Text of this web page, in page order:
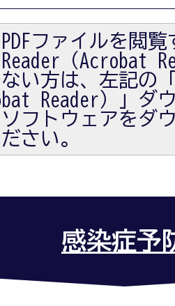
PDFファイルを閲
Reader（Acrobat
い方は、左記の
Reader）」ダ
フトウェアをダ
さい。
感染症予